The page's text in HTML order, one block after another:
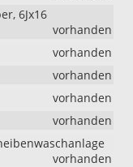
6Jx16
vorhanden
vorhanden
vorhanden
vorhanden
vorhanden
vorhanden